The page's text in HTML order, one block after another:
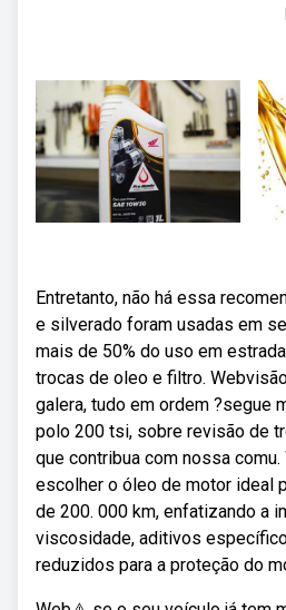
Entretanto, não há essa
e silverado foram usadas em
mais de 50% do uso em
trocas de oleo e filtro.
galera, tudo em ordem ?segue
polo 200 tsi, sobre revisão de
que contribua com nossa
escolher o óleo de motor ideal
de 200. 000 km, enfatizando a
viscosidade, aditivos
reduzidos para a proteção do